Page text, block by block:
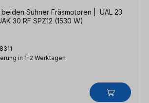
Suhner Fräsmotoren | UAL 23
30 RF SPZ12 (1530 W)
in 1-2 Werktagen